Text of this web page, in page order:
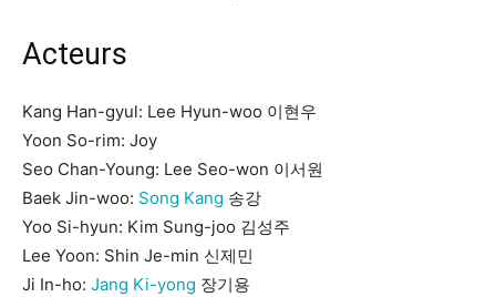
Acteurs
Kang Han-gyul: Lee Hyun-woo 이현우
Yoon So-rim: Joy
Seo Chan-Young: Lee Seo-won 이서원
Baek Jin-woo: Song Kang 송강
Yoo Si-hyun: Kim Sung-joo 김성주
Lee Yoon: Shin Je-min 신제민
Ji In-ho: Jang Ki-yong 장기용